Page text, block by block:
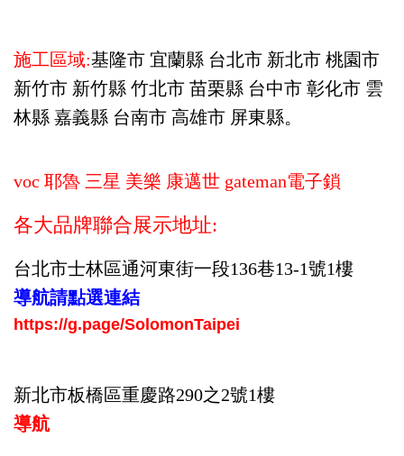
施工區域:基隆市 宜蘭縣 台北市 新北市 桃園市
新竹市 新竹縣 竹北市 苗栗縣 台中市 彰化市 雲
林縣 嘉義縣 台南市 高雄市 屏東縣。
voc 耶魯 三星 美樂 康邁世 gateman電子鎖
各大品牌聯合展示地址:
台北市士林區通河東街一段136巷13-1號1樓
導航請點選連結
https://g.page/SolomonTaipei
新北市板橋區重慶路290之2號1樓
導航